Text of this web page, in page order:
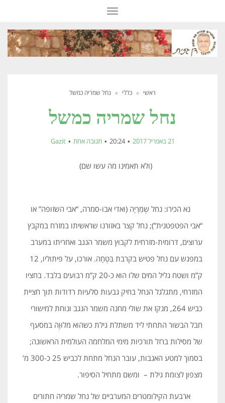
תפריט
ראשי » כללי » נחל שמריה כמשל
נחל שמריה כמשל
21 באפריל 2017 20:24 תגובה אחת Gazit
(ולא תאמינו מה עשו שם)
נא הכירו: נחל שְמַרְיָה (ואדי אבו-סמרה, “אבי השזופה” או
“אבי הפטפטנית”); נחל קצר באזורנו שראשיתו במזרח במקבץ
ערוצים, דרומית-מזרחית לקבוץ משמר הנגב ואחריתו במערב
במפגש עם נחל פטיש בקרבת בִּטְחָה. אורכו, על פיתוליו, 12
ק”מ ושטח גליל המים שלו הוא כ-20 ק”מ רבועים בלבד. בחציו
המזרחי, מתגלגל הנחל בחיק גבעות סלעיות רדודות תוך חציית
כביש 264, מנקז את שולי מחנה משמר הנגב ונוחת למישורי
חבל הבשור התחתי ליד משתלת גילת כשהוא מלוּוֶה במסעף
של מסילות ברזל תורכיות מימי המלחמה העולמית הראשונה;
בסמוך למטע האגבות, עובר הנחל מתחת לכביש 25 כ-300 מ’
מצפון לצומת גילת – ומשם מתחיל הסיפור.
ארבעת הקילומטרים המערביים של נחל שמריה חתורים